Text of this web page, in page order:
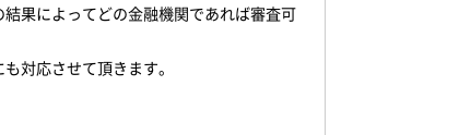
果によってどの金融機関であれば審査可
対応させて頂きます。